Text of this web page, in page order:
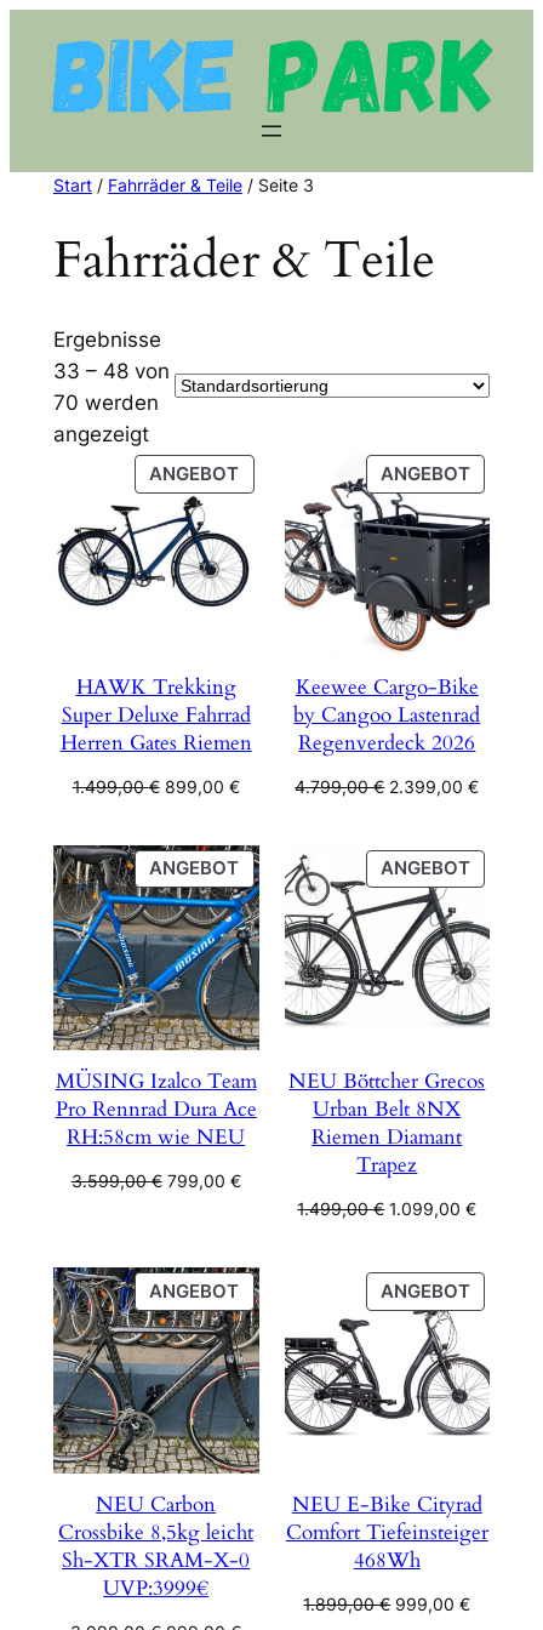
Inhalt
springen
Start/ Fahrräder & Teile/ Seite 3
Fahrräder & Teile
Ergebnisse
33 – 48 von
70 werden
angezeigt
ANGEBOTPRODUKT
IM
ANGEBOT
HAWK Trekking
Super Deluxe Fahrrad
Herren Gates Riemen
1.499,00€ Ursprünglicher
1.499,00 €
899,00 €Aktueller
899,00 €.
ANGEBOT
IM
Keewee Cargo-Bike
by Cangoo Lastenrad
Regenverdeck 2026
4.799,00€ Ursprünglicher
4.799,00 €
2.399,00€
ANGEBOTPRODUKT
IM
ANGEBOT
MÜSING Izalco Team
Pro Rennrad Dura Ace
RH:58cm wie NEU
3.599,00€ Ursprünglicher
799,00 €Aktueller
ANGEBOT
IM
NEU Böttcher Grecos
Urban Belt 8NX
Riemen Diamant
Trapez
1.499,00€ Ursprünglicher
1.499,00 €
1.099,00€
ANGEBOTPRODUKT
IM
ANGEBOT
NEU Carbon
Crossbike 8,5kg leicht
Sh-XTR SRAM-X-0
UVP:3999€
ANGEBOT
IM
NEU E-Bike Cityrad
Comfort Tiefeinsteiger
468Wh
1.899,00€ Ursprünglicher
999,00€Aktueller